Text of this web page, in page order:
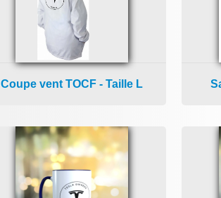
Coupe vent TOCF - Taille L